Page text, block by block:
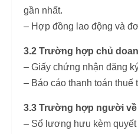
gần nhất.
– Hợp đồng lao động và
3.2 Trường hợp chủ
– Giấy chứng nhận đăng
– Báo cáo thanh toán thuế
3.3 Trường hợp người
– Sổ lương hưu kèm